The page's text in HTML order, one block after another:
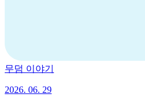
무덤 이야기
2026. 06. 29